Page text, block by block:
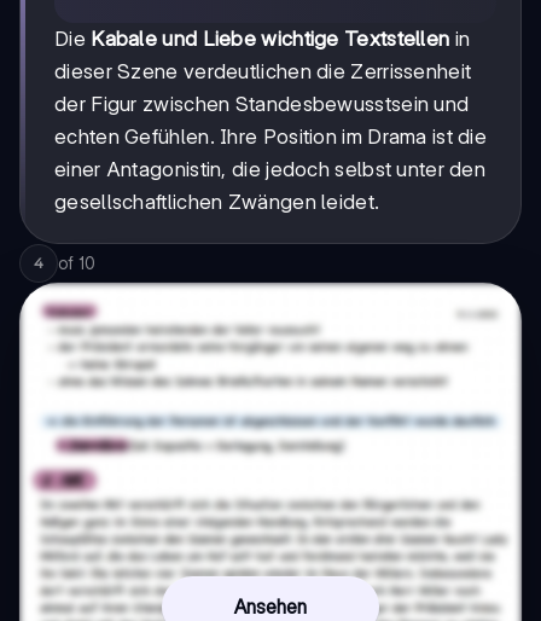
Die Kabale und Liebe wichtige Textstellen in
dieser Szene verdeutlichen die Zerrissenheit
der Figur zwischen Standesbewusstsein und
echten Gefühlen. Ihre Position im Drama ist die
einer Antagonistin, die jedoch selbst unter den
gesellschaftlichen Zwängen leidet.
4 of 10
Ansehen